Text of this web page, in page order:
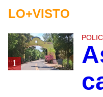
LO+VISTO
1